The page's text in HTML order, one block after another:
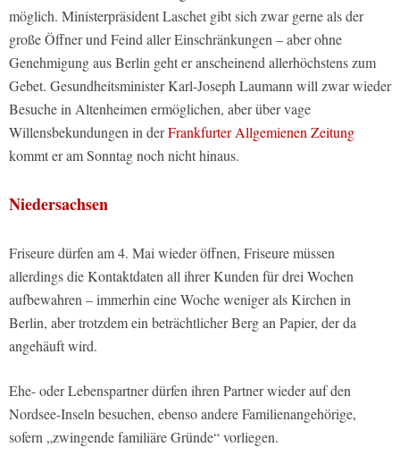
möglich. Ministerpräsident Laschet gibt sich zwar gerne als der
große Öffner und Feind aller Einschränkungen – aber ohne
Genehmigung aus Berlin geht er anscheinend allerhöchstens zum
Gebet. Gesundheitsminister Karl-Joseph Laumann will zwar wieder
Besuche in Altenheimen ermöglichen, aber über vage
Willensbekundungen in derFrankfurter Allgemienen Zeitung
kommt er am Sonntag noch nicht hinaus.
Niedersachsen
Friseure dürfen am 4. Mai wieder öffnen, Friseure müssen
allerdings die Kontaktdaten all ihrer Kunden für drei Wochen
aufbewahren – immerhin eine Woche weniger als Kirchen in
Berlin, aber trotzdem ein beträchtlicher Berg an Papier, der da
angehäuft wird.
Ehe- oder Lebenspartner dürfen ihren Partner wieder auf den
Nordsee-Inseln besuchen, ebenso andere Familienangehörige,
sofern „zwingende familiäre Gründe“ vorliegen.